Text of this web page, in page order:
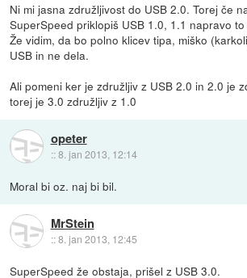
Ni mi jasna združljivost do USB 2.0. Torej če
SuperSpeed priklopiš USB 1.0, 1.1 napravo
Že vidim, da bo polno klicev tipa, miško
USB in ne dela.
Ali pomeni ker je združljiv z USB 2.0 in 2.0 je
torej je 3.0 združljiv z 1.0
opeter
::8. jan 2013, 12:14
Moral bi oz. naj bi bil.
MrStein
::8. jan 2013, 12:45
SuperSpeed že obstaja, prišel z USB 3.0.